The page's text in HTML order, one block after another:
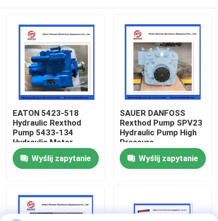
Dom
Filmy
EATON 5423-518
Hydraulic Rexthod
Pump 5433-134
Hydraulic Motor
Wyślij zapytanie
SAUER DANFOSS
Rexthod Pump SPV23
Hydraulic Pump High
Pressure
Wyślij zapytanie